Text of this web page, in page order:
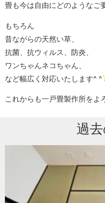
畳も今は自由にどのようなご
もちろん
昔ながらの天然い草、
抗菌、抗ウィルス、防炎、
ワンちゃんネコちゃん、
など幅広く対応いたします^ ^
これからも一戸畳製作所をよ
過